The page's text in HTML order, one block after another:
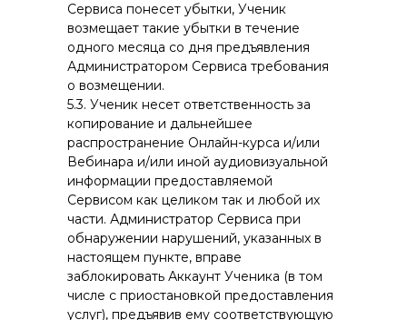
Сервиса понесет убытки, Ученик
возмещает такие убытки в течение
одного месяца со дня предъявления
Администратором Сервиса требования
о возмещении.
5.3. Ученик несет ответственность за
копирование и дальнейшее
распространение Онлайн-курса и/или
Вебинара и/или иной аудиовизуальной
информации предоставляемой
Сервисом как целиком так и любой их
части. Администратор Сервиса при
обнаружении нарушений, указанных в
настоящем пункте, вправе
заблокировать Аккаунт Ученика (в том
числе с приостановкой предоставления
услуг), предъявив ему соответствующую